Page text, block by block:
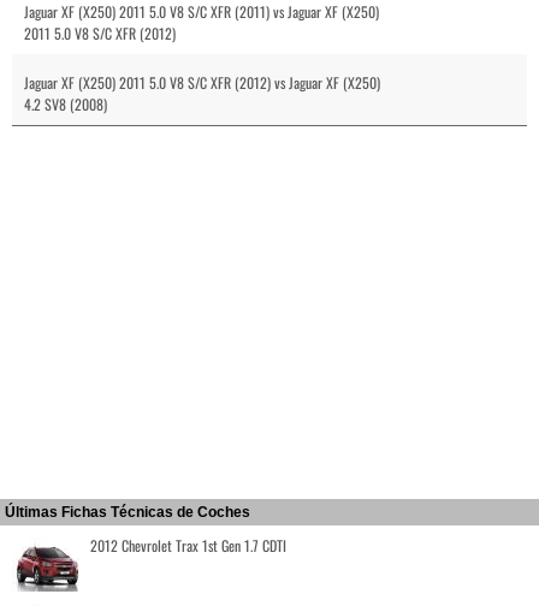
Jaguar XF (X250) 2011 5.0 V8 S/C XFR (2011) vs Jaguar XF (X250)
2011 5.0 V8 S/C XFR (2012)
Jaguar XF (X250) 2011 5.0 V8 S/C XFR (2012) vs Jaguar XF (X250)
4.2 SV8 (2008)
Últimas Fichas Técnicas de Coches
2012 Chevrolet Trax 1st Gen 1.7 CDTI